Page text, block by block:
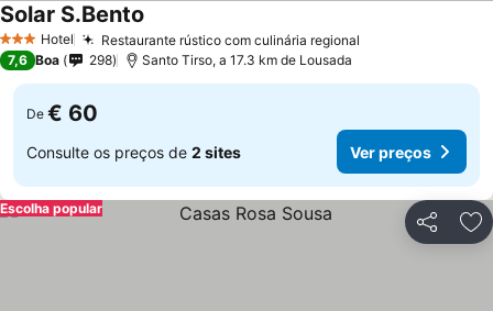
3 EstrelasHotel Restaurante rústico com culinária regional
Solar S.Bento
7,6 Boa 298 Santo Tirso, a 17.3 km de Lousada
De € 60
Consulte os preços de 2 sites Ver preços
Partilhar
Escolha popular